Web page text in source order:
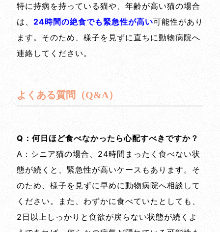
特に持病を持っている猫や、年齢が高い猫の場合
は、 24時間の絶食でも緊急性が高い可能性があり
ます。そのため、様子を見ずに直ちに動物病院へ
連絡してください。
よくある質問（Q&A）
Q：何日ほど食べなかったら心配すべきですか？
A：シニア猫の場合、24時間まったく食べない状
態が続くと、緊急性が高いケースもあります。そ
のため、様子を見ずに早めに動物病院へ相談して
ください。また、わずかに食べていたとしても、
2日以上しっかりと食欲が戻らない状態が続くよ